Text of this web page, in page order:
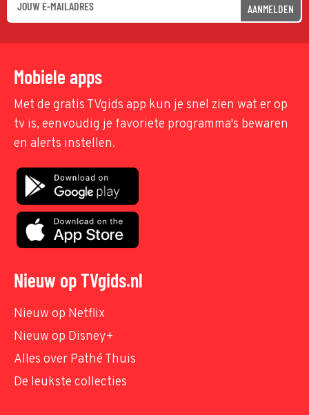
AANMELDEN
Mobiele apps
Met de gratis TVgids app kun je snel zien wat er op
tv is, eenvoudig je favoriete programma's bewaren
en alerts instellen.
Nieuw op TVgids.nl
Nieuw op Netflix
Nieuw op Disney+
Alles over Pathé Thuis
De leukste collecties